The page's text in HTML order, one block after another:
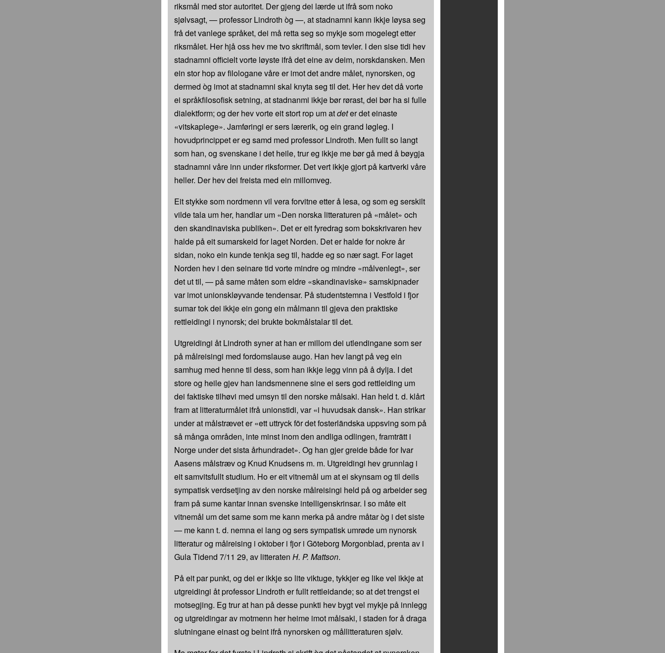
riksmål med stor autoritet. Der gjeng dei lærde ut ifrå som noko
sjølvsagt, — professor Lindroth òg —, at stadnamni kann ikkje løysa seg
frå det vanlege språket, dei må retta seg so mykje som mogelegt etter
riksmålet. Her hjå oss hev me tvo skriftmål, som tevler. I den sise tidi hev
stadnamni officielt vorte løyste ifrå det eine av deim, norskdansken. Men
ein stor hop av filologane våre er imot det andre målet, nynorsken, og
dermed òg imot at stadnamni skal knyta seg til det. Her hev det då vorte
ei språkfilosofisk setning, at stadnanmi ikkje bør rørast, dei bør ha si fulle
dialektform; og der hev vorte eit stort rop um atdeter det einaste
«vitskaplege». Jamføringi er sers lærerik, og ein grand løgleg. I
hovudprincippet er eg samd med professor Lindroth. Men fullt so langt
som han, og svenskane i det heile, trur eg ikkje me bør gå med å bøygja
stadnamni våre inn under riksformer. Det vert ikkje gjort på kartverki våre
heller. Der hev dei freista med ein millomveg.
Eit stykke som nordmenn vil vera forvitne etter å lesa, og som eg serskilt
vilde tala um her, handlar um «Den norska litteraturen på «målet» och
den skandinaviska publiken». Det er eit fyredrag som bokskrivaren hev
halde på eit sumarskeid for laget Norden. Det er halde for nokre år
sidan, noko ein kunde tenkja seg til, hadde eg so nær sagt. For laget
Norden hev i den seinare tid vorte mindre og mindre «målvenlegt», ser
det ut til, — på same måten som eldre «skandinaviske» samskipnader
var imot unionskløyvande tendensar. På studentstemna i Vestfold i fjor
sumar tok dei ikkje ein gong ein målmann til gjeva den praktiske
rettleidingi i nynorsk; dei brukte bokmålstalar til det.
Utgreidingi åt Lindroth syner at han er millom dei utlendingane som ser
på målreisingi med fordomslause augo. Han hev langt på veg ein
samhug med henne til dess, som han ikkje legg vinn på å dylja. I det
store og heile gjev han landsmennene sine ei sers god rettleiding um
dei faktiske tilhøvi med umsyn til den norske målsaki. Han held t. d. klårt
fram at litteraturmålet ifrå unionstidi, var «i huvudsak dansk». Han strikar
under at målstrævet er «ett uttryck för det fosterländska uppsving som på
så många områden, inte minst inom den andliga odlingen, framträtt i
Norge under det sista århundradet». Og han gjer greide både for Ivar
Aasens målstræv og Knud Knudsens m. m. Utgreidingi hev grunnlag i
eit samvitsfullt studium. Ho er eit vitnemål um at ei skynsam og til deils
sympatisk verdsetjing av den norske målreisingi held på og arbeider seg
fram på sume kantar innan svenske intelligenskrinsar. I so måte eit
vitnemål um det same som me kann merka på andre måtar òg i det siste
— me kann t. d. nemna ei lang og sers sympatisk umrøde um nynorsk
litteratur og målreising i oktober i fjor i Göteborg Morgonblad, prenta av i
Gula Tidend 7/11 29, av litteraten H. P. Mattson.
På eit par punkt, og dei er ikkje so lite viktuge, tykkjer eg like vel ikkje at
utgreidingi åt professor Lindroth er fullt rettleidande; so at det trengst ei
motsegjing. Eg trur at han på desse punkti hev bygt vel mykje på innlegg
og utgreidingar av motmenn her heime imot målsaki, i staden for å draga
slutningane einast og beint ifrå nynorsken og mållitteraturen sjølv.